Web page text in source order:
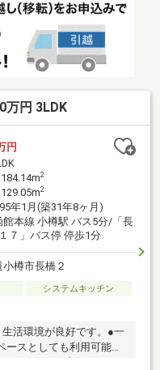
万円 3LDK
円
2
2
年1月(築31年8ヶ月)
館本線 小樽駅 バス5分/「長
７」バス停 停歩1分
小樽市長橋２
システムキッチン
活環境が良好です。●一
スとしても利用可能で
アクセスが良好です。